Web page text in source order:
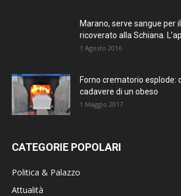
Marano, serve sangue per
ricoverato alla Schiana.
1 Agosto 2016
Forno crematorio esplode:
cadavere di un obeso
1 Maggio 2017
CATEGORIE POPOLARI
Politica & Palazzo
Attualità